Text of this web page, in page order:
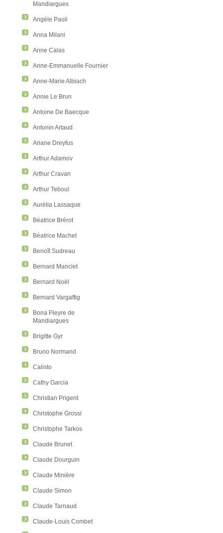
Mandiargues
Angèle Paoli
Anna Milani
Anne Calas
Anne-Emmanuelle Fournier
Anne-Marie Albiach
Annie Le Brun
Antoine De Baecque
Antonin Artaud
Ariane Dreyfus
Arthur Adamov
Arthur Cravan
Arthur Teboul
Aurélia Lassaque
Béatrice Brérot
Béatrice Machet
Benoît Sudreau
Bernard Manciet
Bernard Noël
Bernard Vargaftig
Bona Pieyre de
Mandiargues
Brigitte Gyr
Bruno Normand
Calisto
Cathy Garcia
Christian Prigent
Christophe Grossi
Christophe Tarkos
Claude Brunet
Claude Dourguin
Claude Minière
Claude Simon
Claude Tarnaud
Claude-Louis Combet